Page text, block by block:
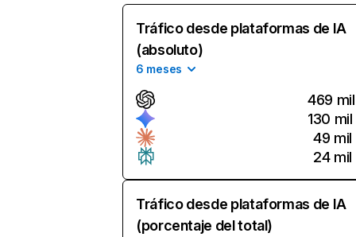
Tráfico desde plataformas de IA
(absoluto)
6 meses
469 mil
130 mil
49 mil
24 mil
Tráfico desde plataformas de IA
(porcentaje del total)